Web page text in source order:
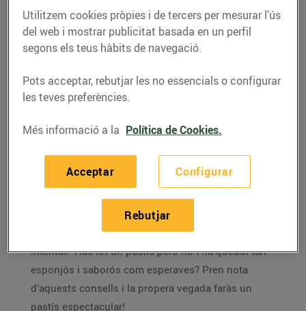
CONSELLS I HÀBITS SALUDABLES
Trucs i consells per fer
un bon pastís
24/d’abril/2020
s’han convertit en un dels passatemps més
practicats per tots nosaltres.
La demanda de farina,
llevat i ous ha crescut molt i això demostra que no
poques persones s’han aventurat a explorar la seva
vena pastissera. És el teu cas? Encara no ho has
intentat? Has fet un pastís però no t’ha quedat tan
esponjós i saborós com esperaves? Pren nota
d’aquests consells i la propera vegada faràs un
pastís espectacular!
Utilitzem cookies pròpies i de tercers per mesurar l’ús
del web i mostrar publicitat basada en un perfil
segons els teus hàbits de navegació.
Pots acceptar, rebutjar les no essencials o configurar
les teves preferències.
Més informació a la Política de Cookies.
Configurar
Rebutjar
Acceptar